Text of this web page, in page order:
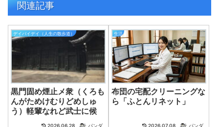
関連記事
デイバイデイ（人生の散歩道）
黒門固め煙止メ衆（くろも
んがためけむりどめしゅ
う）軽輩なれど武士に候
2026.06.28 パンダ
生活
布団の宅配クリーニングな
ら「ふとんリネット」
2026.07.08 パンダ